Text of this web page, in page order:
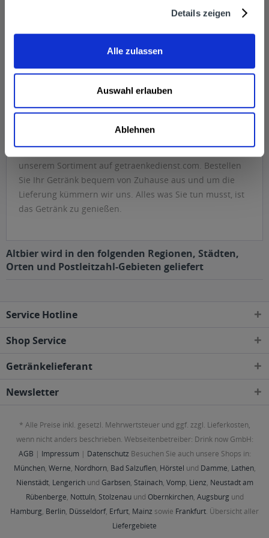
Details zeigen
Alle zulassen
Auswahl erlauben
Ablehnen
Die Geschichte des Altbiers begann schon in der
Region auch als Heimat des Altbiers bezeichnet. Das Alt
im Namen bezieht sich auf die sehr alte und traditionelle
Brauart der Biersorte. Zudem ist das Altbier ein
Biersorten. Die größten Erfolge hatte das Altbier in den
1980er Jahren, noch vor dem Durchbruch des Kölsch.
Wollen Sie auch den Geschmack des traditionell
produzierten Altbier genießen? Dann bediene dich
unserem Sortiment auf getraenkedienst.com. Bestellen
Sie Ihr Getränk bequem von Zuhause aus und um die
Lieferung kümmern wir uns. Alles was Sie tun musst, ist
das Getränk zu genießen.
Altbier wird in den folgenden Regionen, Städten,
Orten und Postleitzahl-Gebieten geliefert
Service Hotline
Shop Service
Getränkelieferant
Newsletter
* Alle Preise inkl. gesetzl. Mehrwertsteuer und ggf. zzgl. Lieferkosten,
wenn nicht anders beschrieben. Webseitenbetreiber: Drink now GmbH:
AGB | Impressum | Datenschutz Besuchen Sie auch unsere Shops in:
München, Werne, Nordhorn, Bad Salzuflen, Hörstel und Damme, Lathen,
Nienstädt, Lengerichund Garbsen, Stainach, Vomp, Lienz, Neustadt am
Rübenberge, Nottuln, Stolzenauund Obernkirchen, Augsburgund
Hamburg, Berlin, Düsseldorf, Erfurt, Mainz sowie Frankfurt. Übersicht aller
Liefergebiete